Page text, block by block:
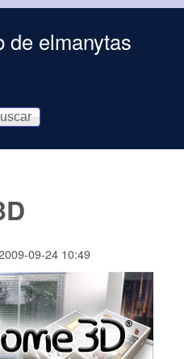
de elmanytas
09-24 10:49